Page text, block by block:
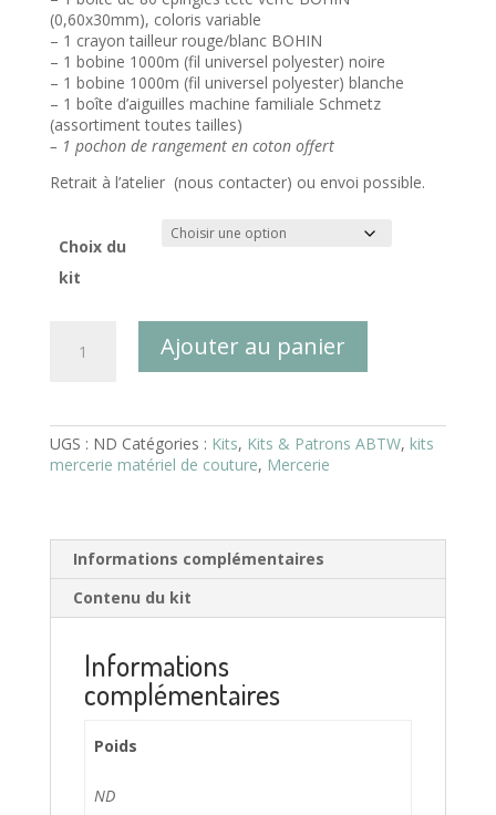
(0,60x30mm), coloris variable
– 1 crayon tailleur rouge/blanc BOHIN
– 1 bobine 1000m (fil universel polyester) noire
– 1 bobine 1000m (fil universel polyester) blanche
– 1 boîte d’aiguilles machine familiale Schmetz
(assortiment toutes tailles)
– 1 pochon de rangement en coton offert
Retrait à l’atelier (nous contacter) ou envoi possible.
Choix du
kit
couture
-
Ajouter au panier
UGS : ND Catégories : Kits, Kits & Patrons ABTW, kits
mercerie matériel de couture, Mercerie
Informations complémentaires
Contenu du kit
Informations
complémentaires
Poids
ND